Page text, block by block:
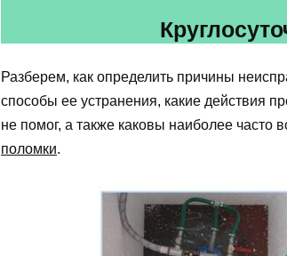
Разберем, как определить причины
способы ее устранения, какие действия
не помог, а также каковы наиболее часто
поломки.